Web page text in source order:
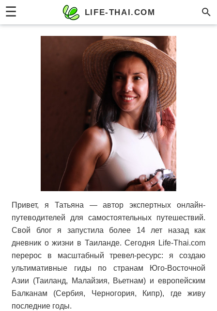
☰ LIFE-THAI.COM
Привет, я Татьяна — автор экспертных онлайн-
путеводителей для самостоятельных путешествий.
Свой блог я запустила более 14 лет назад как
дневник о жизни в Таиланде. Сегодня Life-Thai.com
перерос в масштабный тревел-ресурс: я создаю
ультимативные гиды по странам Юго-Восточной
Азии (Таиланд, Малайзия, Вьетнам) и европейским
Балканам (Сербия, Черногория, Кипр), где живу
последние годы.